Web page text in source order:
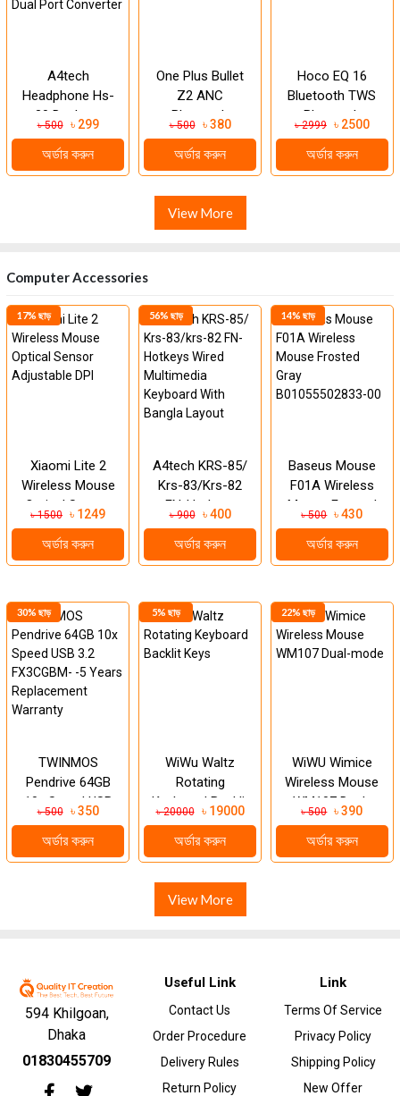
A4tech
Headphone Hs-
30 Desktop
Headphone With
Dual Port
Converter
৳ 500 ৳ 299
অর্ডার করুন
One Plus Bullet
Z2 ANC
Bluetooth
Neckband
৳ 500 ৳ 380
অর্ডার করুন
Hoco EQ 16
Bluetooth TWS
Bluetooth
Earbuds
৳ 2999 ৳ 2500
অর্ডার করুন
View More
Computer Accessories
17% ছাড়
Xiaomi Lite 2
Wireless Mouse
Optical Sensor
Adjustable DPI
৳ 1500 ৳ 1249
অর্ডার করুন
56% ছাড়
A4tech KRS-85/
Krs-83/krs-82
FN-Hotkeys
Wired Multimedia
Keyboard With
Bangla La...
৳ 900 ৳ 400
অর্ডার করুন
14% ছাড়
Baseus Mouse
F01A Wireless
Mouse Frosted
Gray
B01055502833-
00
৳ 500 ৳ 430
অর্ডার করুন
30% ছাড়
TWINMOS
Pendrive 64GB
10x Speed USB
3.2 FX3CGBM- -5
Years
Replacement
৳ 500 ৳ 350
অর্ডার করুন
5% ছাড়
WiWu Waltz
Rotating
Keyboard Backlit
Keys
৳ 20000 ৳ 19000
অর্ডার করুন
22% ছাড়
WiWU Wimice
Wireless Mouse
WM107 Dual-
Mode
৳ 500 ৳ 390
অর্ডার করুন
View More
594 Khilgoan,
Dhaka
01830455709
Useful Link
Contact Us
Order Procedure
Delivery Rules
Return Policy
Link
Terms Of Service
Privacy Policy
Shipping Policy
New Offer